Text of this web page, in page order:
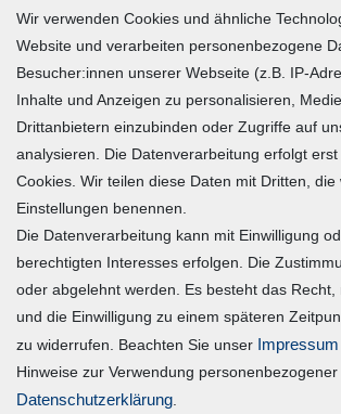
Zahlung und Versand
Widerrufsrecht
Warenkorb
Zur Kasse
Mein Konto
Registrieren
Login
Vertrag widerrufen
Unternehmen
Wir verwenden Cookies und ähnliche
Website und verarbeiten personenbezogene
Besucher:innen unserer Webseite (z.B. IP-
Inhalte und Anzeigen zu personalisieren,
Drittanbietern einzubinden oder Zugriffe auf
analysieren. Die Datenverarbeitung erfolgt
Cookies. Wir teilen diese Daten mit Dritten, die
Einstellungen benennen.
Die Datenverarbeitung kann mit Einwilligung
berechtigten Interesses erfolgen. Die
oder abgelehnt werden. Es besteht das Recht,
und die Einwilligung zu einem späteren
zu widerrufen. Beachten Sie unser Impressum
Hinweise zur Verwendung
Daten­schutz­erklärung